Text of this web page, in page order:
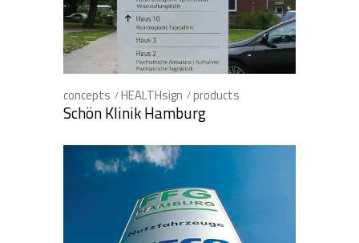
concepts HEALTHsign products
Schön Klinik Hamburg